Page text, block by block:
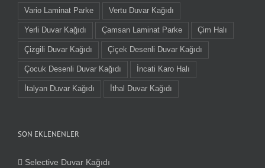
Vario Laminat Parke Vertu Duvar Kağıdı
Yerli Duvar Kağıdı Çamsan Laminat Parke Çim Halı
Çizgili Duvar Kağıdı Çiçek Desenli Duvar Kağıdı
Çocuk Desenli Duvar Kağıdı İncati Karo Halı
İtalyan Duvar Kağıdı İthal Duvar Kağıdı
SON EKLENENLER
Selective Duvar Kağıdı